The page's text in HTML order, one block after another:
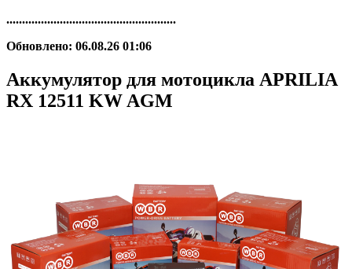
......................................................
Обновлено: 06.08.26 01:06
Аккумулятор для мотоцикла APRILIA
RX 12511 KW AGM